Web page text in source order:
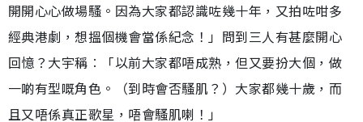
開開心心做場騷。因為大家都認識咗幾十年，又拍咗咁多
經典港劇，想搵個機會當係紀念！」問到三人有甚麼開心
回憶？大宇稱︰「以前大家都唔成熟，但又要扮大個，做
一啲有型嘅角色。（到時會否騷肌？）大家都幾十歲，而
且又唔係真正歌星，唔會騷肌喇！」